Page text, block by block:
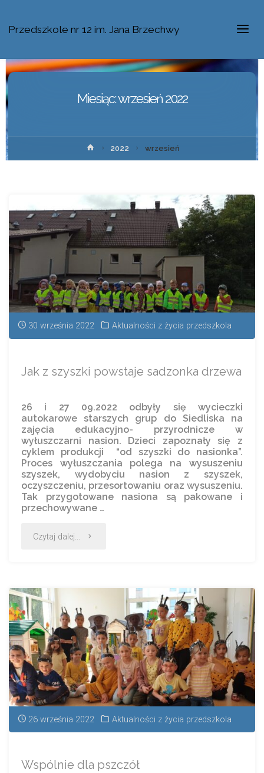
Przedszkole nr 12 im. Jana Brzechwy
Miesiąc:wrzesień 2022
2022 wrzesień
30 września 2022 Aktualności z życia przedszkola
Jak z szyszki powstaje sadzonka drzewa
26 i 27 09.2022 odbyły się wycieczki
autokarowe starszych grup do Siedliska na
zajęcia edukacyjno- przyrodnicze w
wyłuszczarni nasion. Dzieci zapoznały się z
cyklem produkcji “od szyszki do nasionka”.
Proces wyłuszczania polega na wysuszeniu
szyszek, wydobyciu nasion z szyszek,
oczyszczeniu, przesortowaniu oraz wysuszeniu.
Tak przygotowane nasiona są pakowane i
przechowywane …
Czytaj dalej...
26 września 2022 Aktualności z życia przedszkola
Wspólnie dla pszczół